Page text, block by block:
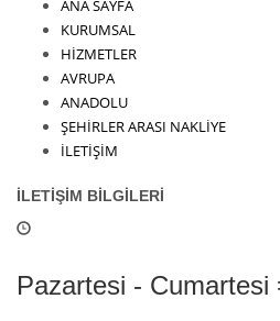
ANA SAYFA
KURUMSAL
HİZMETLER
AVRUPA
ANADOLU
ŞEHİRLER ARASI NAKLİYE
İLETİŞİM
İLETİŞİM BİLGİLERİ
Pazartesi - Cumartesi